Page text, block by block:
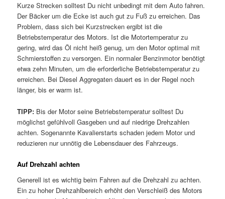
Kurze Strecken solltest Du nicht unbedingt mit dem Auto fahren.
Der Bäcker um die Ecke ist auch gut zu Fuß zu erreichen. Das
Problem, dass sich bei Kurzstrecken ergibt ist die
Betriebstemperatur des Motors. Ist die Motortemperatur zu
gering, wird das Öl nicht heiß genug, um den Motor optimal mit
Schmierstoffen zu versorgen. Ein normaler Benzinmotor benötigt
etwa zehn Minuten, um die erforderliche Betriebstemperatur zu
erreichen. Bei Diesel Aggregaten dauert es in der Regel noch
länger, bis er warm ist.
TIPP: Bis der Motor seine Betriebstemperatur solltest Du
möglichst gefühlvoll Gasgeben und auf niedrige Drehzahlen
achten. Sogenannte Kavalierstarts schaden jedem Motor und
reduzieren nur unnötig die Lebensdauer des Fahrzeugs.
Auf Drehzahl achten
Generell ist es wichtig beim Fahren auf die Drehzahl zu achten.
Ein zu hoher Drehzahlbereich erhöht den Verschleiß des Motors